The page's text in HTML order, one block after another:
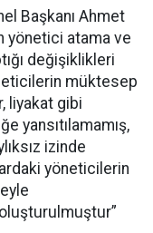
Başkanı Ahmet
yönetici atama ve
değişiklikleri
müktesep
liyakat gibi
yansıtılamamış,
izinde
yöneticilerin